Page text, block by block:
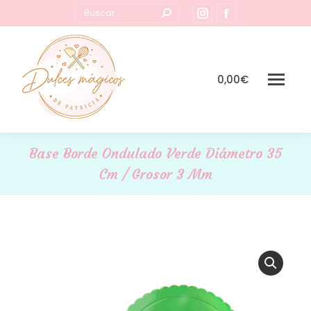
Buscar:
Instagram
page
new
page
in
0,00€
Base Borde Ondulado Verde Diámetro 35
Cm / Grosor 3 Mm